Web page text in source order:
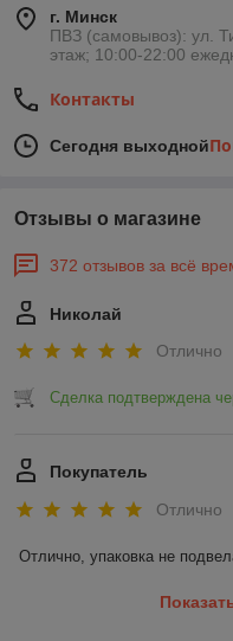
г. Минск
ПВЗ (самовывоз): ул.
этаж; 10:00-22:00
Контакты
Сегодня выходной
Отзывы о магазине
372 отзывов за всё
Николай
Отлично
Сделка подтверждена
Покупатель
Отлично
Отлично, упаковка не